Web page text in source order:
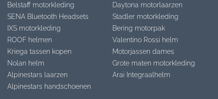
Belstaff motorkleding
SENA Bluetooth Headsets
IXS motorkleding
ROOF helmen
Kriega tassen kopen
Nolan helm
Alpinestars laarzen
Alpinestars handschoenen
Daytona motorlaarzen
Stadler motorkleding
Bering motorpak
Valentino Rossi helm
Motorjassen dames
Grote maten motorkleding
Arai Integraalhelm